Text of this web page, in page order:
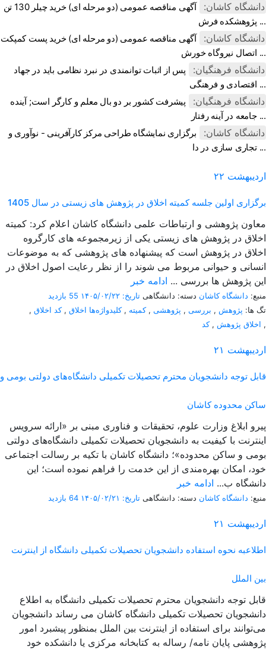
دانشگاه کاشان:
آگهی مناقصه عمومی (دو مرحله ای) خرید چیلر 130 تن
پژوهشکده فرش ...
دانشگاه کاشان:
آگهی مناقصه عمومی (دو مرحله ای) خرید پست کمپکت
اتصال نیروگاه خورش ...
دانشگاه فرهنگیان:
پس از اثبات توانمندی در نبرد نظامی باید در جهاد
اقتصادی و فرهنگی ...
دانشگاه فرهنگیان:
پیشرفت کشور بر دو بال معلم و کارگر است; آینده
جامعه در آینه رفتار ...
دانشگاه کاشان:
برگزاری نمایشگاه طراحی مرکز کارآفرینی - نوآوری و
تجاری سازی در دا ...
۲۲ اردیبهشت
برگزاری اولین جلسه کمیته اخلاق در پژوهش های زیستی در سال 1405
معاون پژوهشی و ارتباطات علمی دانشگاه کاشان اعلام کرد: کمیته
اخلاق در پژوهش های زیستی یکی‌ از زیرمجموعه های کارگروه
اخلاق در پژوهش است که پیشنهاده های پژوهشی که به موضوعات
انسانی و حیوانی مربوط می شوند را از نظر رعایت اصول اخلاق در
این پژوهش ها بررسی ... ادامه خبر
منبع: دانشگاه کاشان دسته: دانشگاهی تاریخ: ۱۴۰۵/۰۲/۲۲
55 بازدید
تگ ها: پژوهش , بررسی , پژوهشی ,کمیته ,کلیدواژه‌ها اخلاق ,کد اخلاق ,
اخلاق پژوهش ,کد ,
۲۱ اردیبهشت
قابل توجه دانشجویان محترم تحصیلات تکمیلی دانشگاه‌های دولتی بومی و
ساکن محدوده کاشان
پیرو ابلاغ وزارت علوم، تحقیقات و فناوری مبنی بر «ارائه سرویس
اینترنت با کیفیت به دانشجویان تحصیلات تکمیلی دانشگاه‌های دولتی
بومی و ساکن محدوده»؛ دانشگاه کاشان با تکیه بر رسالت اجتماعی
خود، امکان بهره‌مندی از این خدمت را فراهم نموده است؛ این
دانشگاه ب... ادامه خبر
منبع: دانشگاه کاشان دسته: دانشگاهی تاریخ: ۱۴۰۵/۰۲/۲۱ 64 بازدید
۲۱ اردیبهشت
اطلاعبه نحوه استفاده دانشجویان تحصیلات تکمیلی دانشگاه از اینترنت
بین الملل
قابل توجه دانشجویان محترم تحصیلات تکمیلی دانشگاه به اطلاع
دانشجویان تحصیلات تکمیلی دانشگاه کاشان می رساند دانشجویان
می‌توانند برای استفاده از اینترنت بین الملل بمنظور پیشبرد امور
پژوهشی پایان نامه/ رساله به کتابخانه مرکزی یا دانشکده خود